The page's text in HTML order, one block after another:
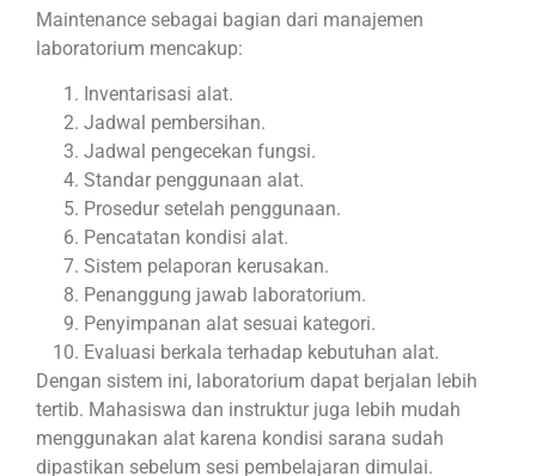
Maintenance sebagai bagian dari manajemen
laboratorium mencakup:
Inventarisasi alat.
Jadwal pembersihan.
Jadwal pengecekan fungsi.
Standar penggunaan alat.
Prosedur setelah penggunaan.
Pencatatan kondisi alat.
Sistem pelaporan kerusakan.
Penanggung jawab laboratorium.
Penyimpanan alat sesuai kategori.
Evaluasi berkala terhadap kebutuhan alat.
Dengan sistem ini, laboratorium dapat berjalan lebih
tertib. Mahasiswa dan instruktur juga lebih mudah
menggunakan alat karena kondisi sarana sudah
dipastikan sebelum sesi pembelajaran dimulai.